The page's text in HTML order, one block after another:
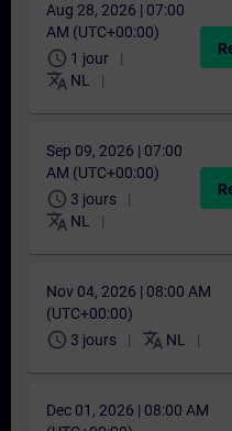
Aug 28, 2026 | 07:00
AM (UTC+00:00)
schedule 1 jour
translate NL
Sep 09, 2026 | 07:00
AM (UTC+00:00)
schedule 3 jours
translate NL
Nov 04, 2026 | 08:00 AM
(UTC+00:00)
schedule 3 jours translate NL
Dec 01, 2026 | 08:00 AM